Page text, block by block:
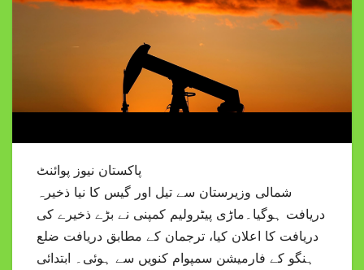
پاکستان نیوز پوائنٹ
شمالی وزیرستان سے تیل اور گیس کا نیا ذخیرہ
دریافت ہوگیا۔ماڑی پیٹرولیم کمپنی نے بڑے ذخیرے کی
دریافت کا اعلان کیا، ترجمان کے مطابق دریافت ضلع
ہنگو کے فارمیشن سمپوام کنویں سے ہوئی۔ ابتدائی